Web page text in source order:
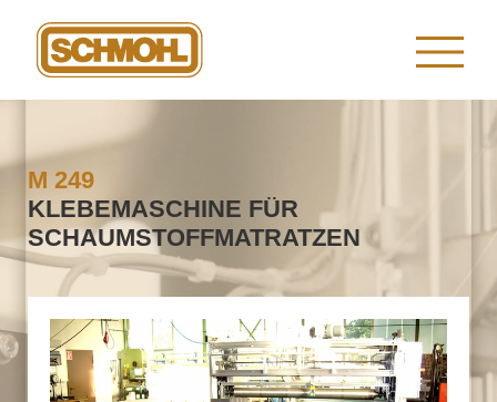
M 249
KLEBEMASCHINE FÜR
SCHAUMSTOFFMATRATZEN